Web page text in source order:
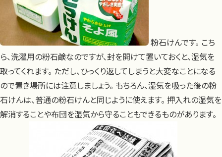
粉石けんです。 こち
ら、洗濯用の粉石鹸なのですが、封を開けて置いておくと、湿気を
取ってくれます。 ただし、ひっくり返してしまうと大変なことになる
ので置き場所には注意しましょう。 もちろん、湿気を吸った後の粉
石けんは、普通の粉石けんと同じように使えます。 押入れの湿気を
解消することや布団を湿気から守ることもできるものがあります。